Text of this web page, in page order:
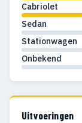
1971
1970
1969
1967
Cabriolet
Sedan
Stationwagen
Onbekend
Uitvoeringen